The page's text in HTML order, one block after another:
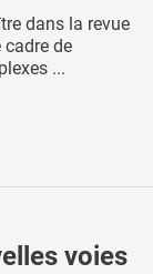
dans la revue
cadre de
...
voies